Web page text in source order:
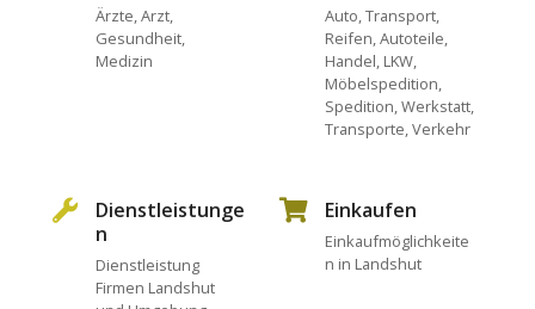
Ärzte, Arzt,
Gesundheit,
Medizin
Auto, Transport,
Reifen, Autoteile,
Handel, LKW,
Möbelspedition,
Spedition, Werkstatt,
Transporte, Verkehr
Dienstleistunge
n
Dienstleistung
Firmen Landshut
Einkaufen
Einkaufmöglichkeite
n in Landshut